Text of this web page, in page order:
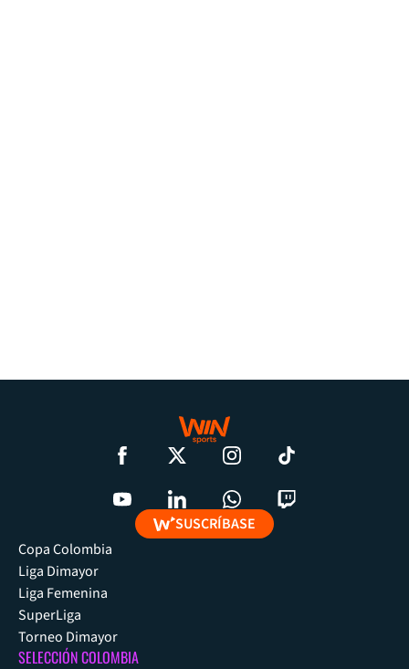
SUSCRÍBASE
Copa Colombia
Liga Dimayor
Liga Femenina
SuperLiga
Torneo Dimayor
SELECCIÓN COLOMBIA